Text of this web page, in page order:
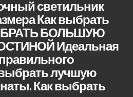
светильник
Как выбрать
БОЛЬШУЮ
Идеальная
лучшую
Как выбрать